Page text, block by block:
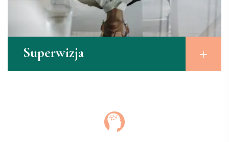
Superwizja